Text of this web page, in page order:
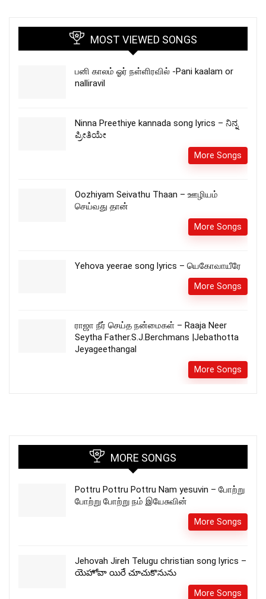
MOST VIEWED SONGS
பனி காலம் ஓர் நள்ளிரவில் -Pani kaalam or
nalliravil
Ninna Preethiye kannada song lyrics – ನಿನ್ನ
ಪ್ರೀತಿಯೇ
More Songs
Oozhiyam Seivathu Thaan – ஊழியம்
செய்வது தான்
More Songs
Yehova yeerae song lyrics – யெகோவாயீரே
More Songs
ராஜா நீர் செய்த நன்மைகள் – Raaja Neer
Seytha Father.S.J.Berchmans |Jebathotta
Jeyageethangal
More Songs
MORE SONGS
Pottru Pottru Pottru Nam yesuvin – போற்று
போற்று போற்று நம் இயேசுவின்
More Songs
Jehovah Jireh Telugu christian song lyrics –
యెహోవా యిరే చూచుకొనును
More Songs